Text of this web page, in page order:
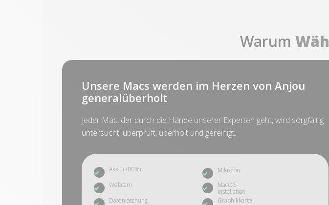
Warum
Unsere Macs werden im Herzen von Anjou
generalüberholt
Jeder Mac, der durch die Hände unserer Experten geht, wird sorgfältig
untersucht, überprüft, überholt und gereinigt.
Akku (+80%)
Mikrofon
Webcam
MacOS-
Installation
Datenlöschung
Graphikkarte